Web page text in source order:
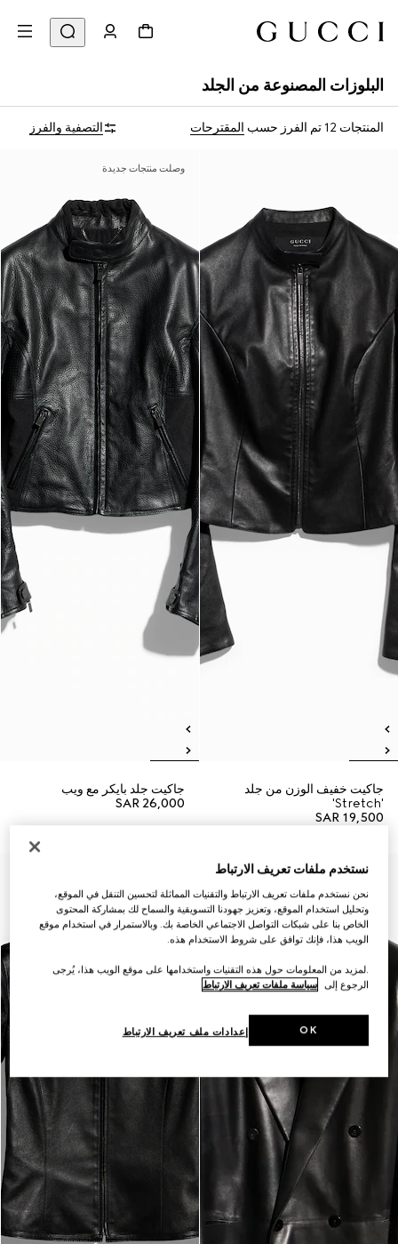
البلوزات المصنوعة من الجلد
المنتجات 12 تم الفرز حسب المقترحات التصفية والفرز
جاكيت خفيف الوزن من جلد
'Stretch'
SAR 19,500
وصلت منتجات جديدة
جاكيت جلد بايكر مع ويب
SAR 26,000
وصلت منتجات جديدة
نستخدم ملفات تعريف الارتباط
نحن نستخدم ملفات تعريف الارتباط والتقنيات المماثلة لتحسين التنقل في الموقع،
وتحليل استخدام الموقع، وتعزيز جهودنا التسويقية والسماح لك بمشاركة المحتوى
الخاص بنا على شبكات التواصل الاجتماعي الخاصة بك. وبالاستمرار في استخدام موقع
الويب هذا، فإنك توافق على شروط الاستخدام هذه.
.لمزيد من المعلومات حول هذه التقنيات واستخدامها على موقع الويب هذا، يُرجى
الرجوع إلى سياسة ملفات تعريف الارتباط
إعدادات ملف تعريف الارتباط OK